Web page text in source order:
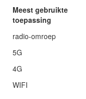
Meest gebruikte
toepassing
radio-omroep
5G
4G
WIFI